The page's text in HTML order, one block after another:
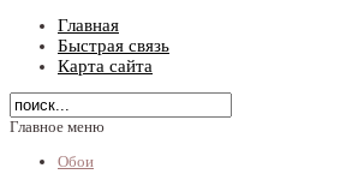
Главная
Быстрая связь
Карта сайта
Главное меню
Обои